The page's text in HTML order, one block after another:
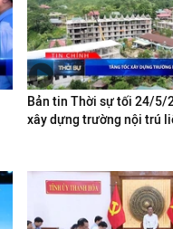
Bản tin Thời sự tối 24/5/
xây dựng trường nội trú